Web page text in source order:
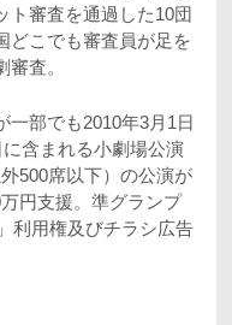
ト審査を通過した10団
どこでも審査員が足を
審査。
一部でも2010年3月1日
に含まれる小劇場公演
500席以下）の公演が
円支援。準グランプ
利用権及びチラシ広告